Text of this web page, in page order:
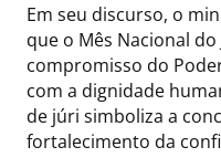
Em seu discurso, o
que o Mês Nacional
compromisso do
com a dignidade
de júri simboliza a
fortalecimento da